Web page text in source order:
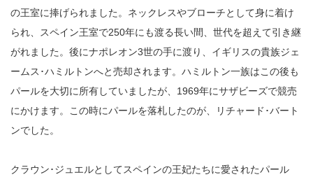
の王室に捧げられました。ネックレスやブローチとして身に着け
られ、スペイン王室で250年にも渡る長い間、世代を超えて引き継
がれました。後にナポレオン3世の手に渡り、イギリスの貴族ジェ
ームス･ハミルトンへと売却されます。ハミルトン一族はこの後も
パールを大切に所有していましたが、1969年にサザビーズで競売
にかけます。この時にパールを落札したのが、リチャード･バート
ンでした。
クラウン･ジュエルとしてスペインの王妃たちに愛されたパール